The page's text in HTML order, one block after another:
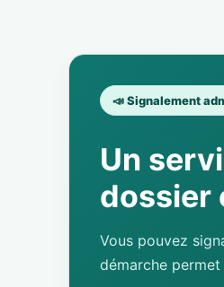
📣 Signalement
Un
dossier
Vous pouvez
démarche